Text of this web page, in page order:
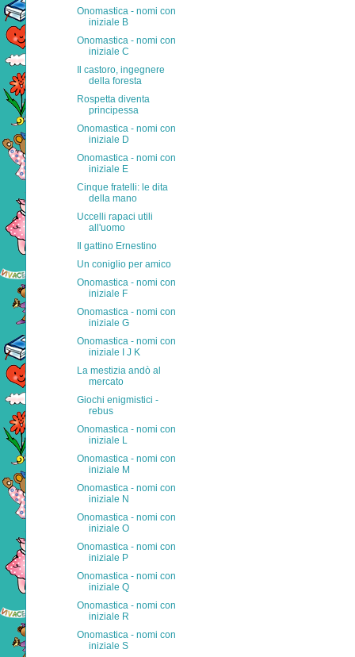
Onomastica - nomi con
iniziale B
Onomastica - nomi con
iniziale C
Il castoro, ingegnere
della foresta
Rospetta diventa
principessa
Onomastica - nomi con
iniziale D
Onomastica - nomi con
iniziale E
Cinque fratelli: le dita
della mano
Uccelli rapaci utili
all'uomo
Il gattino Ernestino
Un coniglio per amico
Onomastica - nomi con
iniziale F
Onomastica - nomi con
iniziale G
Onomastica - nomi con
iniziale I J K
La mestizia andò al
mercato
Giochi enigmistici -
rebus
Onomastica - nomi con
iniziale L
Onomastica - nomi con
iniziale M
Onomastica - nomi con
iniziale N
Onomastica - nomi con
iniziale O
Onomastica - nomi con
iniziale P
Onomastica - nomi con
iniziale Q
Onomastica - nomi con
iniziale R
Onomastica - nomi con
iniziale S